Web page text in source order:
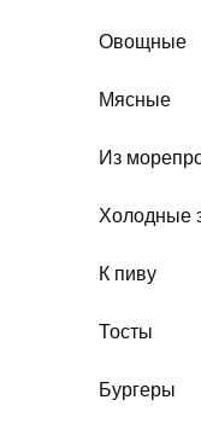
Овощные
Мясные
Из
Холодные
К пиву
Тосты
Бургеры